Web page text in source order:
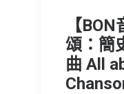
【
頌：簡
曲 All